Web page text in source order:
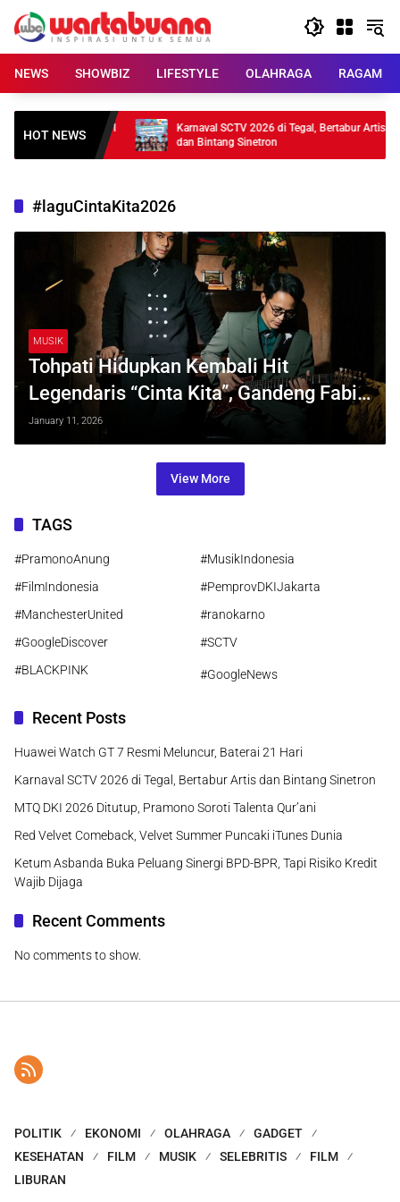
content
NEWS
SHOWBIZ LIFESTYLE OLAHRAGA RAGAM
HOT NEWS
Baterai 21
Karnaval SCTV 2026 di Tegal, Bertabur Artis
dan Bintang Sinetron
#laguCintaKita2026
MUSIK
Tohpati Hidupkan Kembali Hit
Legendaris “Cinta Kita”, Gandeng Fabio
Asher Sebagai Jembatan Lintas
Generasi
January 11, 2026
View More
TAGS
#PramonoAnung
#MusikIndonesia
#FilmIndonesia
#PemprovDKIJakarta
#ManchesterUnited
#ranokarno
#GoogleDiscover
#SCTV
#BLACKPINK
#GoogleNews
Recent Posts
Huawei Watch GT 7 Resmi Meluncur, Baterai 21 Hari
Karnaval SCTV 2026 di Tegal, Bertabur Artis dan Bintang Sinetron
MTQ DKI 2026 Ditutup, Pramono Soroti Talenta Qur’ani
Red Velvet Comeback, Velvet Summer Puncaki iTunes Dunia
Ketum Asbanda Buka Peluang Sinergi BPD-BPR, Tapi Risiko Kredit
Wajib Dijaga
Recent Comments
No comments to show.
POLITIK EKONOMI OLAHRAGA
GADGET
KESEHATAN
FILM MUSIK SELEBRITIS
FILM
LIBURAN